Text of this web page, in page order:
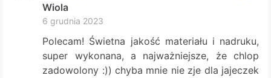
Wiola
6 grudnia 2023
Polecam! Świetna jakość materiału i nadruku,
super wykonana, a najważniejsze, że chlop
zadowolony :)) chyba mnie nie zje dla jajeczek